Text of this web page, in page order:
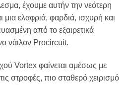
έχουμε αυτήν την νεότερη
μια ελαφριά, φαρδιά, ισχυρή και
από το εξαιρετικά
νάιλον Procircuit.
Vortex φαίνεται αμέσως με
στροφές, πιο σταθερό χειρισμό